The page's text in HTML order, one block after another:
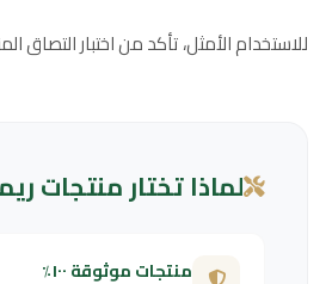
للاستخدام الأمثل، تأكد من اختبار
لماذا تختار منتجات
منتجات موثوقة ١٠٠٪